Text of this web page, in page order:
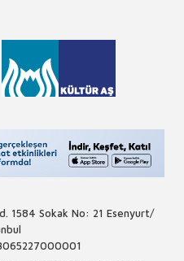
1584 Sokak No: 21 Esenyurt/